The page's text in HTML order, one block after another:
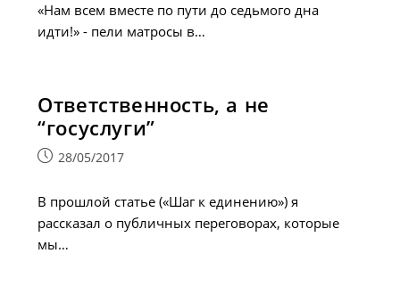
«Нам всем вместе по пути до седьмого дна
идти!» - пели матросы в…
Ответственность, а не
“госуслуги”
Запись28/05/2017
В прошлой статье («Шаг к единению») я
рассказал о публичных переговорах, которые
мы…